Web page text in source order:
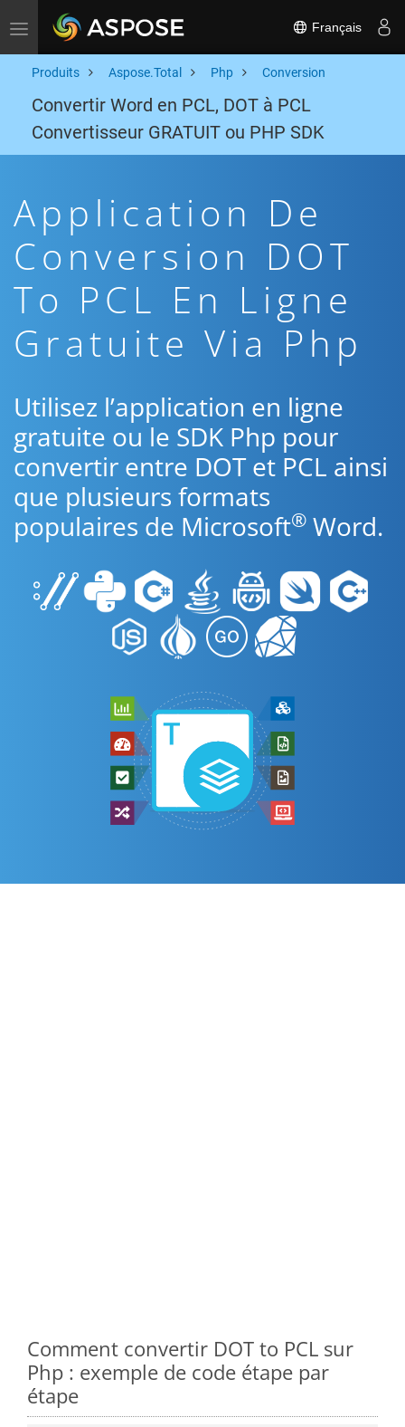
Toggle navigation Français
Produits Aspose.Total Php Conversion
Convertir Word en PCL, DOT à PCL
Convertisseur GRATUIT ou PHP SDK
Application De
Conversion DOT
To PCL En Ligne
Gratuite Via Php
Utilisez l’application en ligne
gratuite ou le SDK Php pour
convertir entre DOT et PCL ainsi
que plusieurs formats
populaires de Microsoft® Word.
Comment convertir DOT to PCL sur
Php : exemple de code étape par
étape